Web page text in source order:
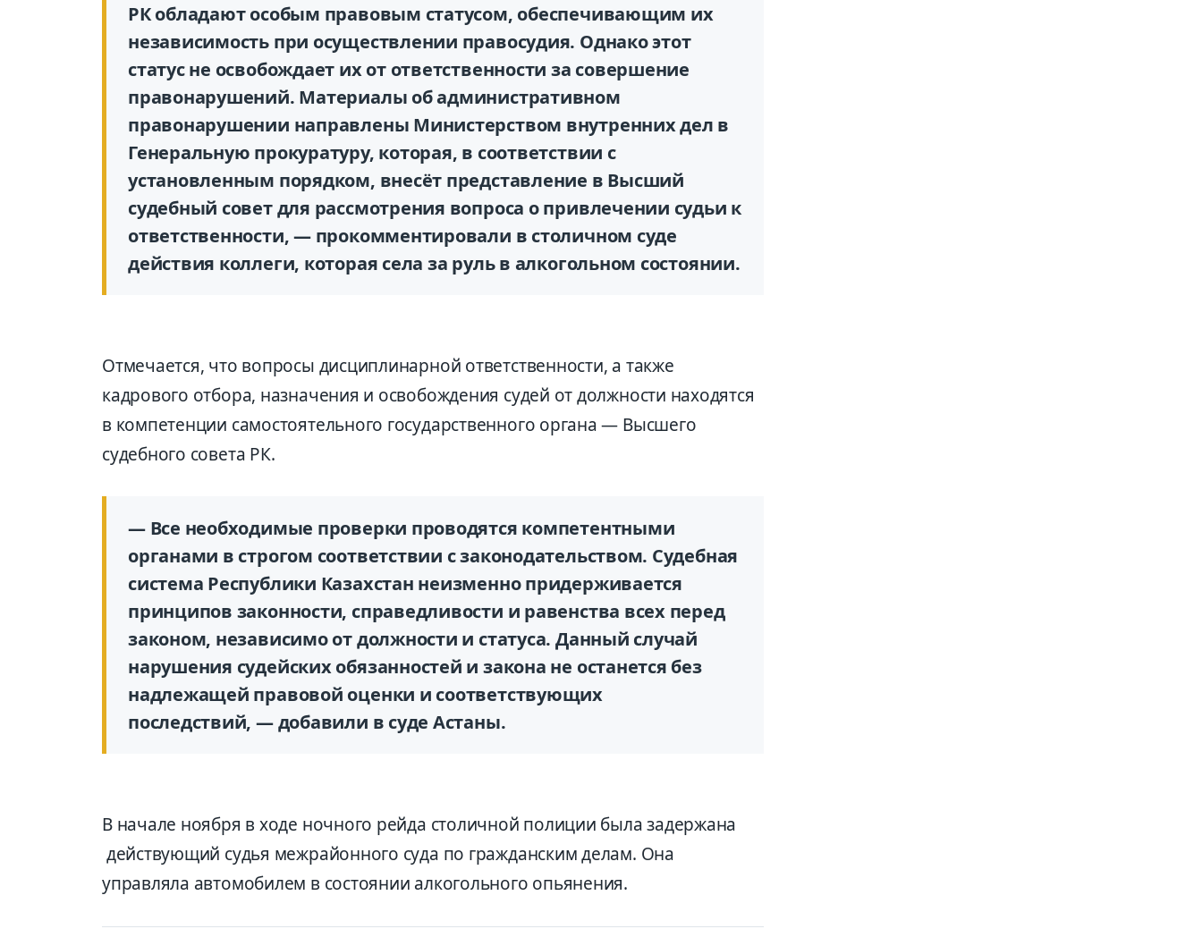
РК обладают особым правовым статусом, обеспечивающим их
независимость при осуществлении правосудия. Однако этот
статус не освобождает их от ответственности за совершение
правонарушений. Материалы об административном
правонарушении направлены Министерством внутренних дел в
Генеральную прокуратуру, которая, в соответствии с
установленным порядком, внесёт представление в Высший
судебный совет для рассмотрения вопроса о привлечении судьи к
ответственности, — прокомментировали в столичном суде
действия коллеги, которая села за руль в алкогольном состоянии.
Отмечается, что вопросы дисциплинарной ответственности, а также
кадрового отбора, назначения и освобождения судей от должности находятся
в компетенции самостоятельного государственного органа — Высшего
судебного совета РК.
— Все необходимые проверки проводятся компетентными
органами в строгом соответствии с законодательством. Судебная
система Республики Казахстан неизменно придерживается
принципов законности, справедливости и равенства всех перед
законом, независимо от должности и статуса. Данный случай
нарушения судейских обязанностей и закона не останется без
надлежащей правовой оценки и соответствующих
последствий, — добавили в суде Астаны.
В начале ноября в ходе ночного рейда столичной полиции была задержана
действующий судья межрайонного суда по гражданским делам. Она
управляла автомобилем в состоянии алкогольного опьянения.